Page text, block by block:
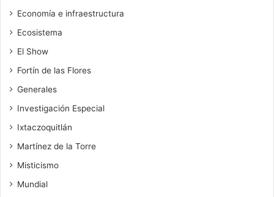
Economía e infraestructura
Ecosistema
El Show
Fortín de las Flores
Generales
Investigación Especial
Ixtaczoquitlán
Martínez de la Torre
Misticismo
Mundial